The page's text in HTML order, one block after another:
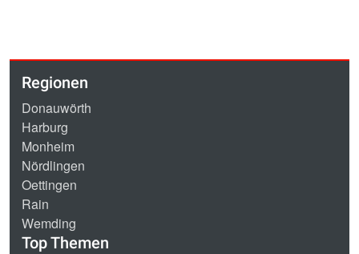
Regionen
Donauwörth
Harburg
Monheim
Nördlingen
Oettingen
Rain
Wemding
Top Themen